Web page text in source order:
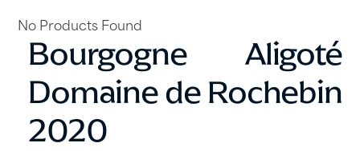
Bourgogne Aligoté
Domaine de Rochebin
2020
No Products Found